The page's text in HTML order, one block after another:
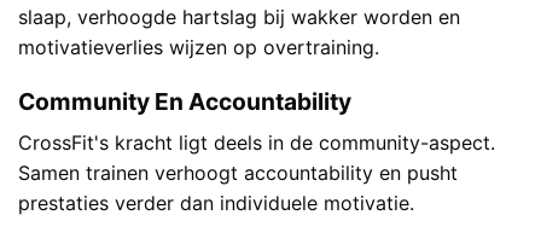
slaap, verhoogde hartslag bij wakker worden en
motivatieverlies wijzen op overtraining.
Community En Accountability
CrossFit's kracht ligt deels in de community-aspect.
Samen trainen verhoogt accountability en pusht
prestaties verder dan individuele motivatie.